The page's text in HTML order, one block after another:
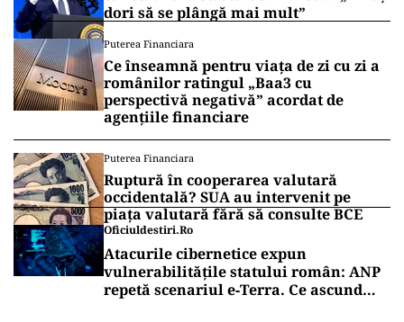
dori să se plângă mai mult”
Puterea Financiara
Ce înseamnă pentru viața de zi cu zi a
românilor ratingul „Baa3 cu
perspectivă negativă” acordat de
agențiile financiare
Puterea Financiara
Ruptură în cooperarea valutară
occidentală? SUA au intervenit pe
piața valutară fără să consulte BCE
Oficiuldestiri.ro
Atacurile cibernetice expun
vulnerabilitățile statului român: ANP
repetă scenariul e‑Terra. Ce ascund